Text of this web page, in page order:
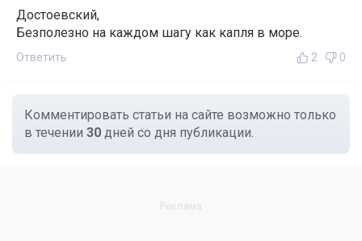
Достоевский,
Безполезно на каждом шагу как капля в море.
Ответить 2 0
Комментировать статьи на сайте возможно только
в течении 30 дней со дня публикации.